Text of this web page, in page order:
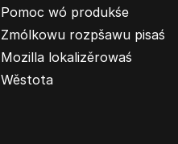
Pomoc wó produkśe
Zmólkowu rozpšawu pisaś
Mozilla lokalizěrowaś
Wěstota